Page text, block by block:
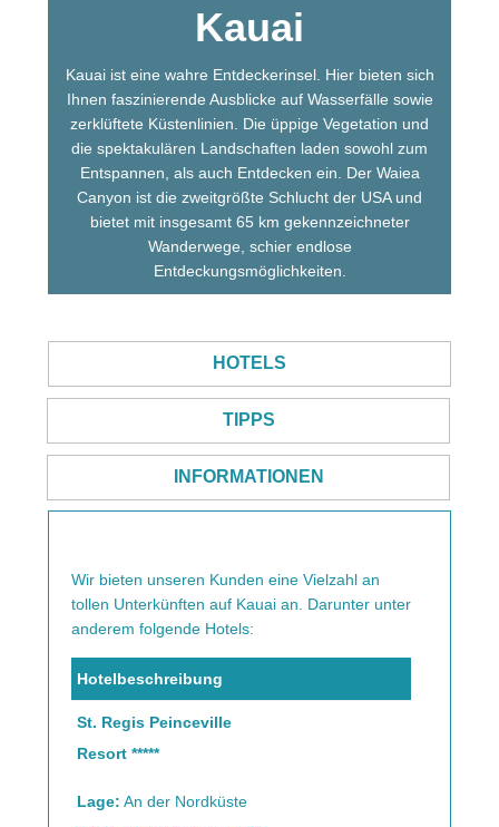
Kauai
Kauai ist eine wahre Entdeckerinsel. Hier bieten sich
Ihnen faszinierende Ausblicke auf Wasserfälle sowie
zerklüftete Küstenlinien. Die üppige Vegetation und
die spektakulären Landschaften laden sowohl zum
Entspannen, als auch Entdecken ein. Der Waiea
Canyon ist die zweitgrößte Schlucht der USA und
bietet mit insgesamt 65 km gekennzeichneter
Wanderwege, schier endlose
Entdeckungsmöglichkeiten.
HOTELS
TIPPS
INFORMATIONEN
Wir bieten unseren Kunden eine Vielzahl an
tollen Unterkünften auf Kauai an. Darunter unter
anderem folgende Hotels:
Hotelbeschreibung
St. Regis Peinceville
Resort *****
Lage: An der Nordküste